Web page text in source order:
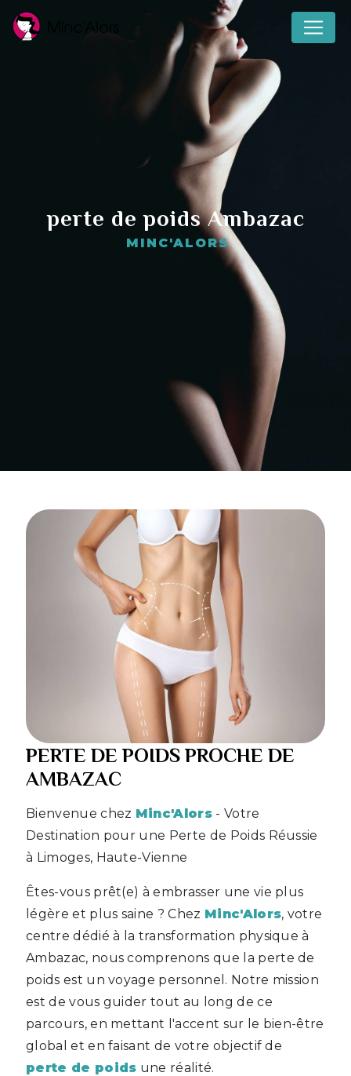
perte de poids Ambazac
MINC'ALORS
PERTE DE POIDS PROCHE DE
AMBAZAC
Bienvenue chez Minc'Alors - Votre
Destination pour une Perte de Poids Réussie
à Limoges, Haute-Vienne
Êtes-vous prêt(e) à embrasser une vie plus
légère et plus saine ? Chez Minc'Alors, votre
centre dédié à la transformation physique à
Ambazac, nous comprenons que la perte de
poids est un voyage personnel. Notre mission
est de vous guider tout au long de ce
parcours, en mettant l'accent sur le bien-être
global et en faisant de votre objectif de
perte de poids une réalité.
Panneau de gestion des cookies